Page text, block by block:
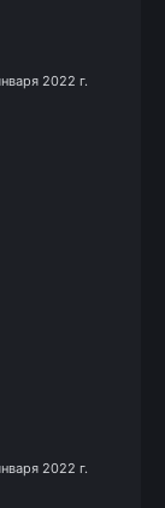
2022 г.
2022 г.